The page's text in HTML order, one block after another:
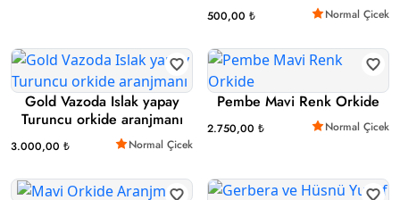
500,00 ₺ Normal Çicek
Gold Vazoda Islak yapay
Turuncu orkide aranjmanı
3.000,00 ₺ Normal Çicek
Pembe Mavi Renk Orkide
2.750,00 ₺ Normal Çicek